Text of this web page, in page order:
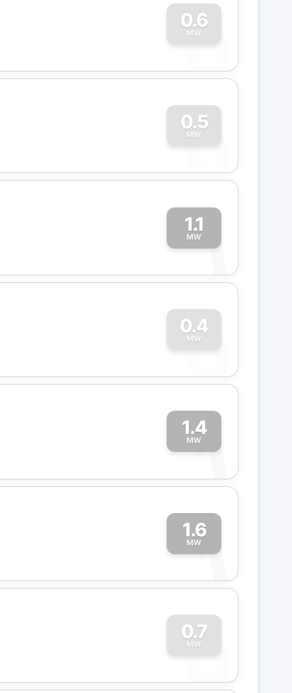
0.6
MW
0
0.5
MW
0
1.1
MW
1
0.4
MW
0
1.4
MW
1
1.6
MW
1
0.7
MW
0